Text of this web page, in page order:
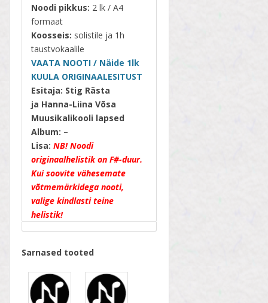
Noodi pikkus: 2 lk / A4
formaat
Koosseis: solistile ja 1h
taustvokaalile
VAATA NOOTI / Näide 1lk
KUULA ORIGINAALESITUST
Esitaja: Stig Rästa
ja Hanna-Liina Võsa
Muusikalikooli lapsed
Album: –
Lisa: NB! Noodi
originaalhelistik on F#-duur.
Kui soovite vähesemate
võtmemärkidega nooti,
valige kindlasti teine
helistik!
Sarnased tooted